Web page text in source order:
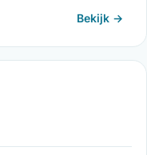
Bekijk →